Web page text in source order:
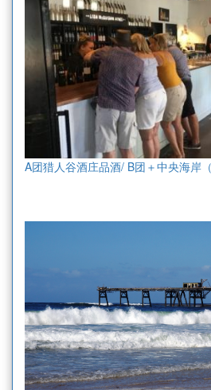
A团猎人谷酒庄品酒/ B团＋中央海岸（